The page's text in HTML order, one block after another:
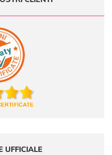
UFFICIALE